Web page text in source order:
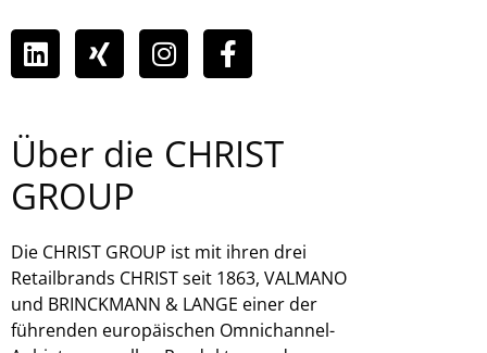
Über die CHRIST
GROUP
Die CHRIST GROUP ist mit ihren drei
Retailbrands CHRIST seit 1863, VALMANO
und BRINCKMANN & LANGE einer der
führenden europäischen Omnichannel-